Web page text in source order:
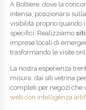
A Boltiere, dove la
intensa, posizionarsi
visibilità proprio quando
specifici. Realizziamo siti
imprese locali di
trasformando le visite
La nostra esperienza
misura: dai siti vetrina
completi per negozi che
web con intelligenza